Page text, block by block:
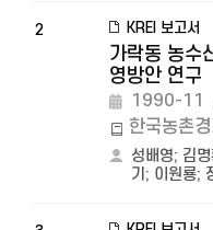
2 KREI 보고서
가락동 농수
영방안 연구
1990-11
한국농촌
성배영; 김
기 ; 이원룡;